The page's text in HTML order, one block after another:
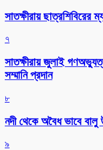
সাতক্ষীরায় ছাত্রশিবিরের
৭
সাতক্ষীরায় জুলাই
সম্মানি প্রদান
৮
নদী থেকে অবৈধ ভাবে বালু
৯